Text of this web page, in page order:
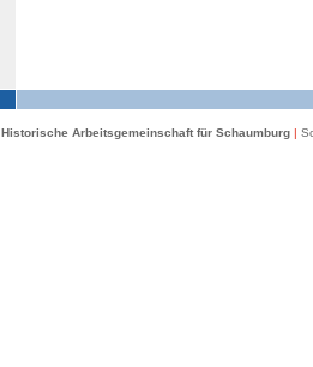
Historische Arbeitsgemeinschaft für Schaumburg |